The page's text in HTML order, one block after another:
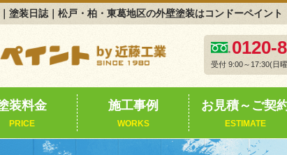
塗装日誌｜松戸・柏・東葛地区の外壁塗装はコンドーペイント
0120-
受付 9:00～17:30(日
装料金
PRICE
施工事例
WORKS
お見積～ご契
ESTIMATE